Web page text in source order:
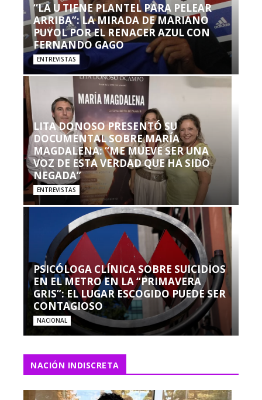
“LA U TIENE PLANTEL PARA PELEAR
ARRIBA”: LA MIRADA DE MARIANO
PUYOL POR EL RENACER AZUL CON
FERNANDO GAGO
ENTREVISTAS
LITA DONOSO PRESENTÓ SU
DOCUMENTAL SOBRE MARÍA
MAGDALENA: “ME MUEVE SER UNA
VOZ DE ESTA VERDAD QUE HA SIDO
NEGADA”
ENTREVISTAS
PSICÓLOGA CLÍNICA SOBRE SUICIDIOS
EN EL METRO EN LA “PRIMAVERA
GRIS”: EL LUGAR ESCOGIDO PUEDE SER
CONTAGIOSO
NACIONAL
NACIÓN INDISCRETA